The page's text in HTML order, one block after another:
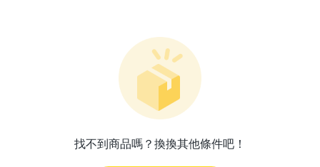
找不到商品嗎？換換其他條件吧！